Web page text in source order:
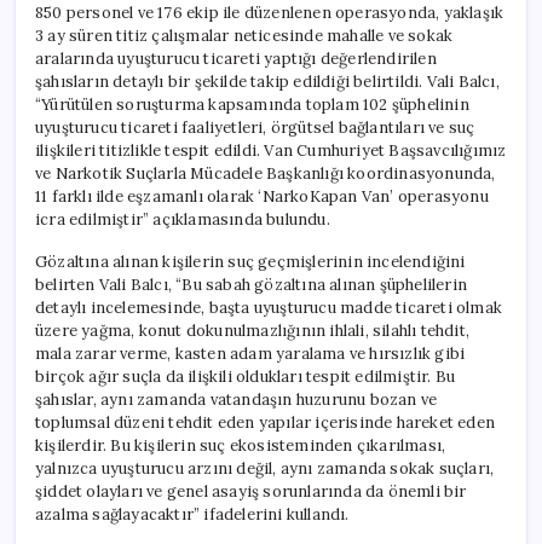
850 personel ve 176 ekip ile düzenlenen operasyonda, yaklaşık
3 ay süren titiz çalışmalar neticesinde mahalle ve sokak
aralarında uyuşturucu ticareti yaptığı değerlendirilen
şahısların detaylı bir şekilde takip edildiği belirtildi. Vali Balcı,
“Yürütülen soruşturma kapsamında toplam 102 şüphelinin
uyuşturucu ticareti faaliyetleri, örgütsel bağlantıları ve suç
ilişkileri titizlikle tespit edildi. Van Cumhuriyet Başsavcılığımız
ve Narkotik Suçlarla Mücadele Başkanlığı koordinasyonunda,
11 farklı ilde eşzamanlı olarak ‘NarkoKapan Van’ operasyonu
icra edilmiştir” açıklamasında bulundu.
Gözaltına alınan kişilerin suç geçmişlerinin incelendiğini
belirten Vali Balcı, “Bu sabah gözaltına alınan şüphelilerin
detaylı incelemesinde, başta uyuşturucu madde ticareti olmak
üzere yağma, konut dokunulmazlığının ihlali, silahlı tehdit,
mala zarar verme, kasten adam yaralama ve hırsızlık gibi
birçok ağır suçla da ilişkili oldukları tespit edilmiştir. Bu
şahıslar, aynı zamanda vatandaşın huzurunu bozan ve
toplumsal düzeni tehdit eden yapılar içerisinde hareket eden
kişilerdir. Bu kişilerin suç ekosisteminden çıkarılması,
yalnızca uyuşturucu arzını değil, aynı zamanda sokak suçları,
şiddet olayları ve genel asayiş sorunlarında da önemli bir
azalma sağlayacaktır” ifadelerini kullandı.